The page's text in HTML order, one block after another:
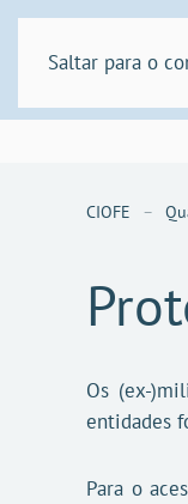
Saltar para o
CIOFE
Os (ex-
entidades
Para o